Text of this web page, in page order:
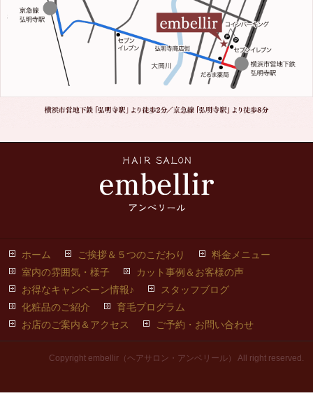
ホーム ご挨拶＆５つのこだわり
料金メニュー
室内の雰囲気・様子
カット事例＆お客様の声
お得なキャンペーン情報♪
スタッフブログ
化粧品のご紹介
育毛プログラム
お店のご案内＆アクセス
ご予約・お問い合わせ
Copyright embellir（ヘアサロン・アンベリール） All right reserved.